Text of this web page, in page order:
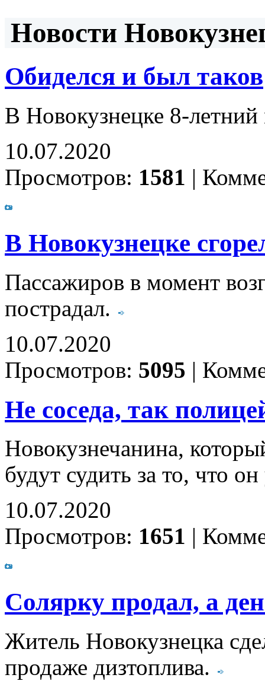
Новости
Обиделся и был таков
В Новокузнецке 8-
10.07.2020
Просмотров: 1581 |
В Новокузнецке
Пассажиров в момент
пострадал.
10.07.2020
Просмотров: 5095 |
Не соседа, так
Новокузнечанина,
будут судить за то, что
10.07.2020
Просмотров: 1651 |
Солярку продал, а
Житель Новокузнецка
продаже дизтоплива.